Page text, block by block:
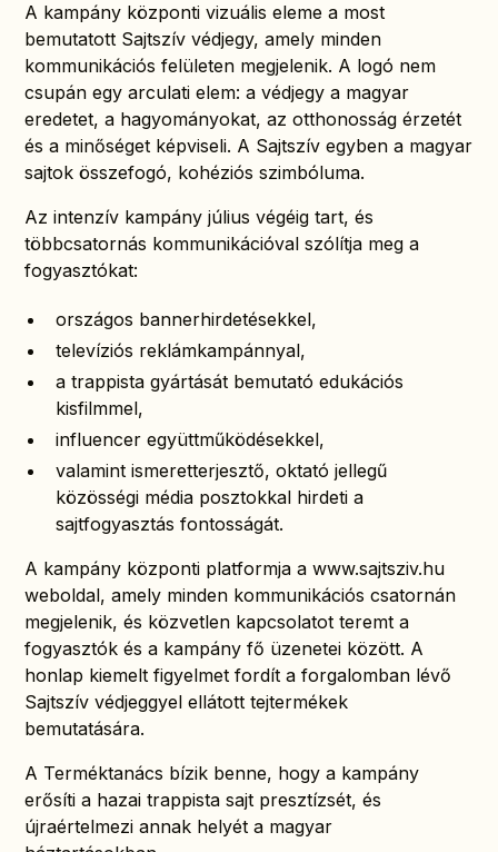
A kampány központi vizuális eleme a most
bemutatott Sajtszív védjegy, amely minden
kommunikációs felületen megjelenik. A logó nem
csupán egy arculati elem: a védjegy a magyar
eredetet, a hagyományokat, az otthonosság érzetét
és a minőséget képviseli. A Sajtszív egyben a magyar
sajtok összefogó, kohéziós szimbóluma.
Az intenzív kampány július végéig tart, és
többcsatornás kommunikációval szólítja meg a
fogyasztókat:
országos bannerhirdetésekkel,
televíziós reklámkampánnyal,
a trappista gyártását bemutató edukációs
kisfilmmel,
influencer együttműködésekkel,
valamint ismeretterjesztő, oktató jellegű
közösségi média posztokkal hirdeti a
sajtfogyasztás fontosságát.
A kampány központi platformja awww.sajtsziv.hu
weboldal, amely minden kommunikációs csatornán
megjelenik, és közvetlen kapcsolatot teremt a
fogyasztók és a kampány fő üzenetei között. A
honlap kiemelt figyelmet fordít a forgalomban lévő
Sajtszív védjeggyel ellátott tejtermékek
bemutatására.
A Terméktanács bízik benne, hogy a kampány
erősíti a hazai trappista sajt presztízsét, és
újraértelmezi annak helyét a magyar